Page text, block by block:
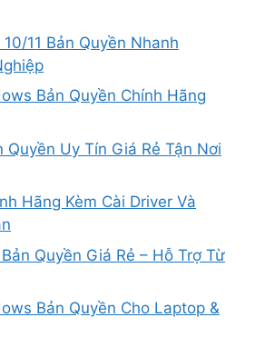
11 Bản Quyền Nhanh
Bản Quyền Chính Hãng
Quyền Uy Tín Giá Rẻ Tận Nơi
Hãng Kèm Cài Driver Và
Quyền Giá Rẻ – Hỗ Trợ Từ
Bản Quyền Cho Laptop &